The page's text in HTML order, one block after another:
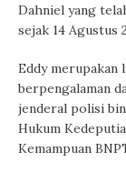
Dahniel yang
sejak 14 Agustus
Eddy merupakan
berpengalaman
jenderal polisi
Hukum
Kemampuan